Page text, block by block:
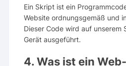
Ein Skript ist ein
Website ordnungsgemäß und
Dieser Code wird auf unserem
Gerät ausgeführt.
4. Was ist ein